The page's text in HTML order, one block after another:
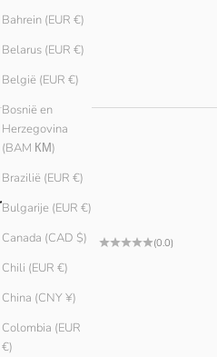
Bahrein (EUR €)
Belarus (EUR €)
België (EUR €)
Bosnië en
Herzegovina
(BAM КМ)
Brazilië (EUR €)
Bulgarije (EUR €)
Canada (CAD $)
Chili (EUR €)
China (CNY ¥)
Colombia (EUR
€)
(0.0)